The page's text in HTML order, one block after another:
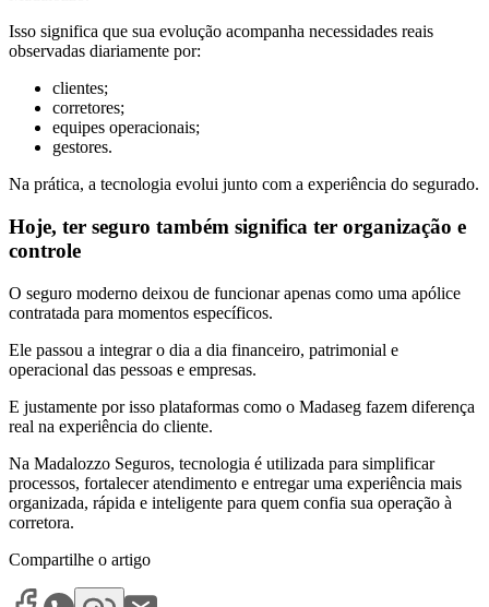
Isso significa que sua evolução acompanha necessidades reais
observadas diariamente por:
clientes;
corretores;
equipes operacionais;
gestores.
Na prática, a tecnologia evolui junto com a experiência do segurado.
Hoje, ter seguro também significa ter organização e
controle
O seguro moderno deixou de funcionar apenas como uma apólice
contratada para momentos específicos.
Ele passou a integrar o dia a dia financeiro, patrimonial e
operacional das pessoas e empresas.
E justamente por isso plataformas como o Madaseg fazem diferença
real na experiência do cliente.
Na Madalozzo Seguros, tecnologia é utilizada para simplificar
processos, fortalecer atendimento e entregar uma experiência mais
organizada, rápida e inteligente para quem confia sua operação à
corretora.
Compartilhe o artigo